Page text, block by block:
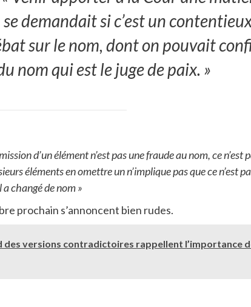
demandait si c’est un
sur le nom, dont on pouvait
nom qui est le juge de paix. »
d’un élément n’est pas une fraude au nom, ce n’est
éléments en omettre un n’implique pas que ce n’est
changé de nom »
prochain s’annoncent bien rudes.
des versions contradictoires rappellent l’importance